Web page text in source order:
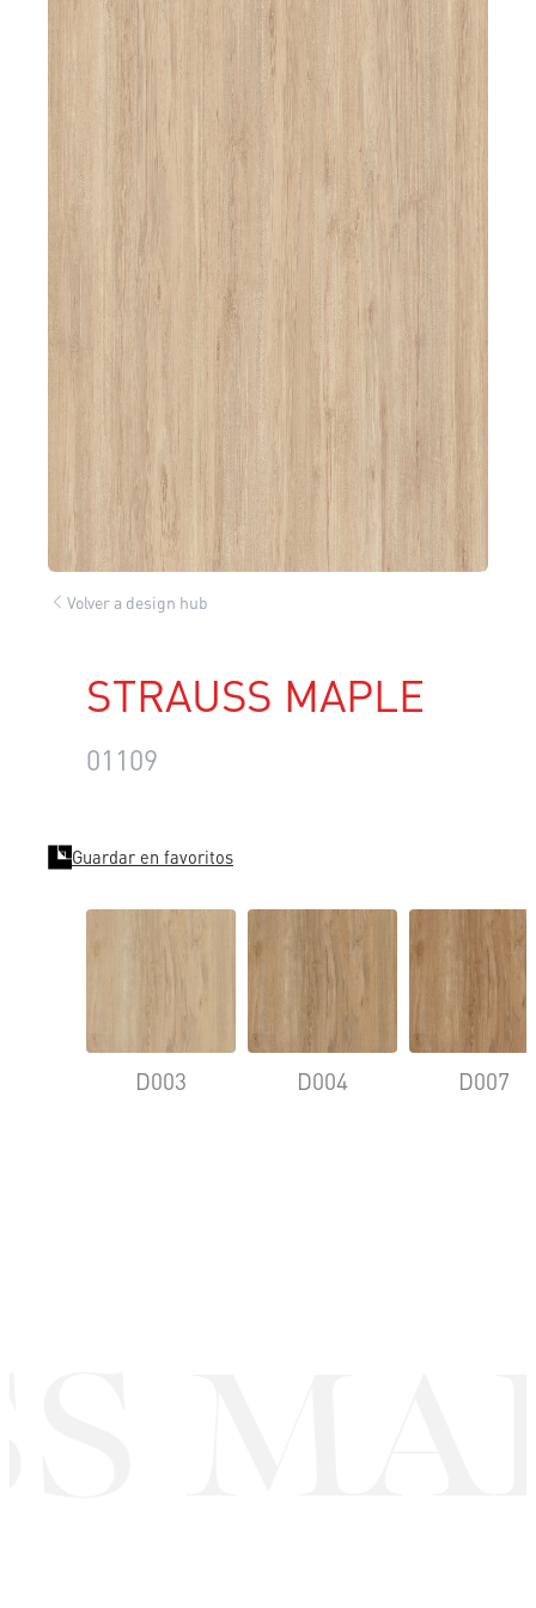
Volver a design hub
STRAUSS MAPLE
01109
Guardar en favoritos
D003 D004 D007